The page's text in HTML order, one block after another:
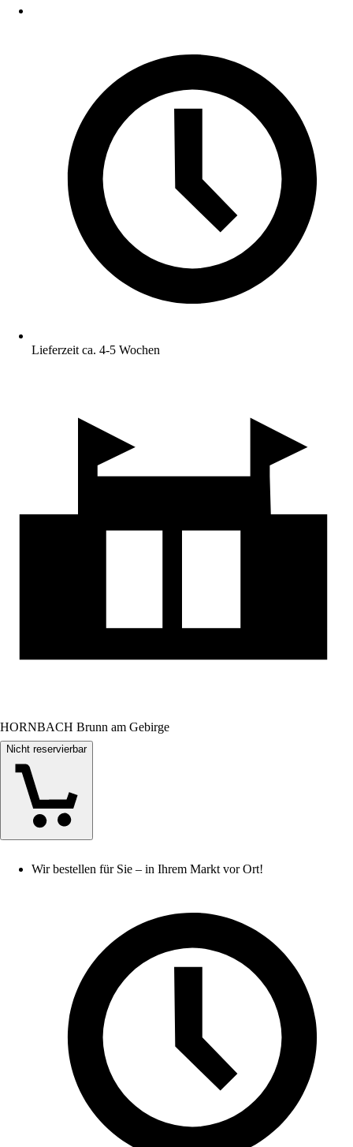
Lieferzeit ca. 4-5 Wochen
HORNBACH Brunn am Gebirge
Nicht reservierbar
Wir bestellen für Sie – in Ihrem Markt vor Ort!